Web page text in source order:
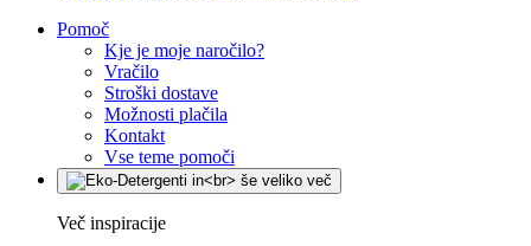
Pomoč
Kje je moje naročilo?
Vračilo
Stroški dostave
Možnosti plačila
Kontakt
Vse teme pomoči
Več inspiracije